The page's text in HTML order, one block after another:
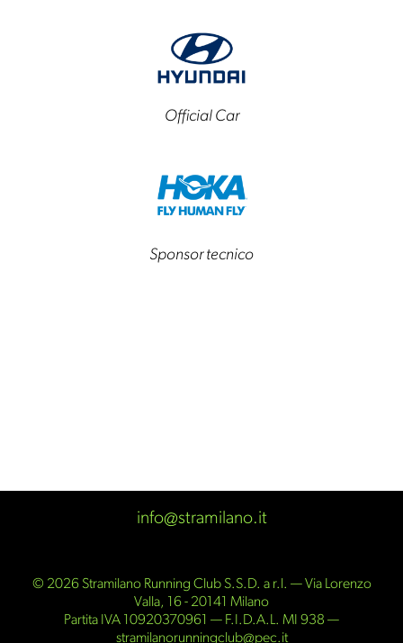
Official Car
Sponsor tecnico
info@stramilano.it
© 2026 Stramilano Running Club S.S.D. a r.l. — Via Lorenzo
Valla, 16 - 20141 Milano
Partita IVA 10920370961 — F.I.D.A.L. MI 938 —
stramilanorunningclub@pec.it